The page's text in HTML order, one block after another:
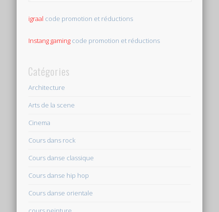
igraal code promotion et réductions
Instang gaming code promotion et réductions
Catégories
Architecture
Arts de la scene
Cinema
Cours dans rock
Cours danse classique
Cours danse hip hop
Cours danse orientale